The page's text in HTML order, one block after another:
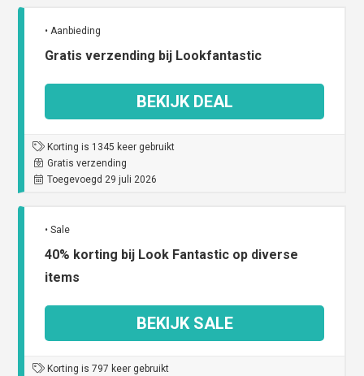
• Aanbieding
Gratis verzending bij Lookfantastic
BEKIJK DEAL
Korting is 1345 keer gebruikt
Gratis verzending
Toegevoegd 29 juli 2026
• Sale
40% korting bij Look Fantastic op diverse
items
BEKIJK SALE
Korting is 797 keer gebruikt